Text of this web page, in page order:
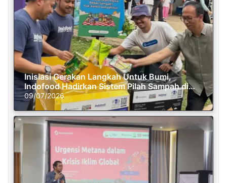
Inisiasi Gerakan Langkah Untuk Bumi,
Indofood Hadirkan Sistem Pilah Sampah di
Semasa Piknik
09/07/2026